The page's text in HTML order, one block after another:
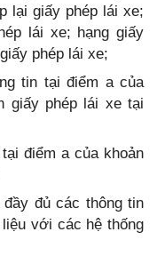
lại giấy phép lái xe;
lái xe; hạng giấy
phép lái xe;
tin tại điểm a của
giấy phép lái xe tại
điểm a của khoản
đủ các thông tin
với các hệ thống